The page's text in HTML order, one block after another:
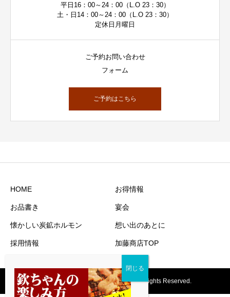
平日16：00～24：00（L.O 23：30）
土・日14：00～24：00（L.O 23：30）
定休日月曜日
ご予約お問い合わせ
フォーム
ご予約はこちら
HOME お得情報
お品書き 宴会
懐かしい炭鉱ホルモン 想い出のあとに
採用情報 加藤商店TOP
Copyright © 2021 KATOshoten Inc. All rights Reserved.